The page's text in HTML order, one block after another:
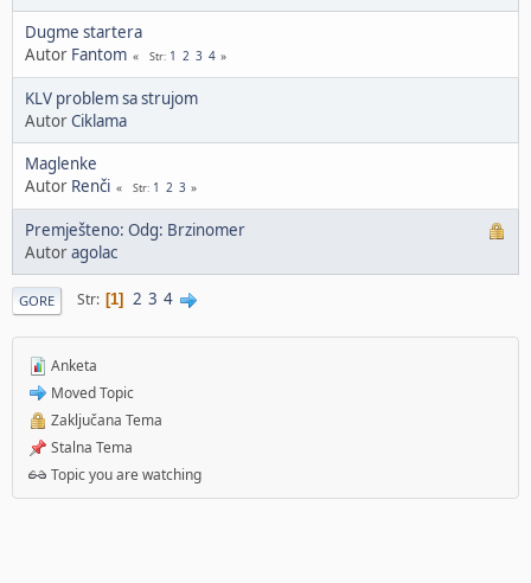
Dugme startera
Autor Fantom Str 1 2 3 4
KLV problem sa strujom
AutorCiklama
Maglenke
Autor Renči Str 1 2 3
Premješteno: Odg: Brzinomer
Autoragolac
GORE Str 1 2 3 4
Anketa
Moved Topic
Zaključana Tema
Stalna Tema
Topic you are watching